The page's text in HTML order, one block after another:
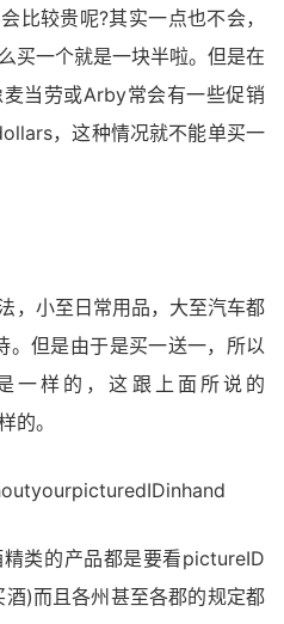
比较贵呢?其实一点也不会，
一个就是一块半啦。但是在
当劳或Arby常会有一些促销
，这种情况就不能单买一
，小至日常用品，大至汽车都
但是由于是买一送一，所以
一样的，这跟上面所说的
。
类的产品都是要看pictureID
)而且各州甚至各郡的规定都